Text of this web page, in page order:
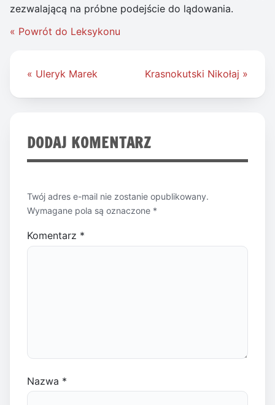
zezwalającą na próbne podejście do lądowania.
« Powrót do Leksykonu
Nawigacja
« Uleryk Marek Krasnokutski Nikołaj »
DODAJ KOMENTARZ
Twój adres e-mail nie zostanie opublikowany.
Wymagane pola są oznaczone *
Komentarz *
Nazwa *